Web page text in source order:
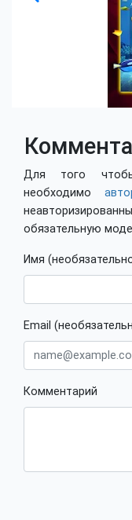
Для того
необходимо
обязательную
Имя
Email
Комментарий